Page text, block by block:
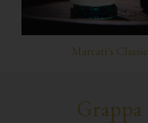
Marcati's Classic
Grappa